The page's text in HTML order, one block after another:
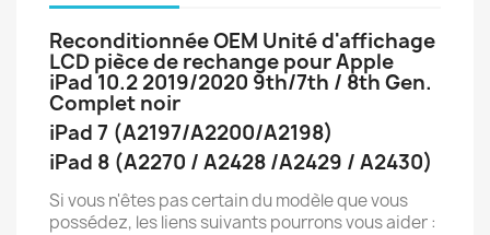
Reconditionnée OEM Unité d'affichage
LCD pièce de rechange pour Apple
iPad 10.2 2019/2020 9th/7th / 8th Gen.
Complet noir
iPad 7 (A2197/A2200/A2198)
iPad 8 (A2270 / A2428 /A2429 / A2430)
Si vous n'êtes pas certain du modèle que vous
possédez, les liens suivants pourrons vous aider :